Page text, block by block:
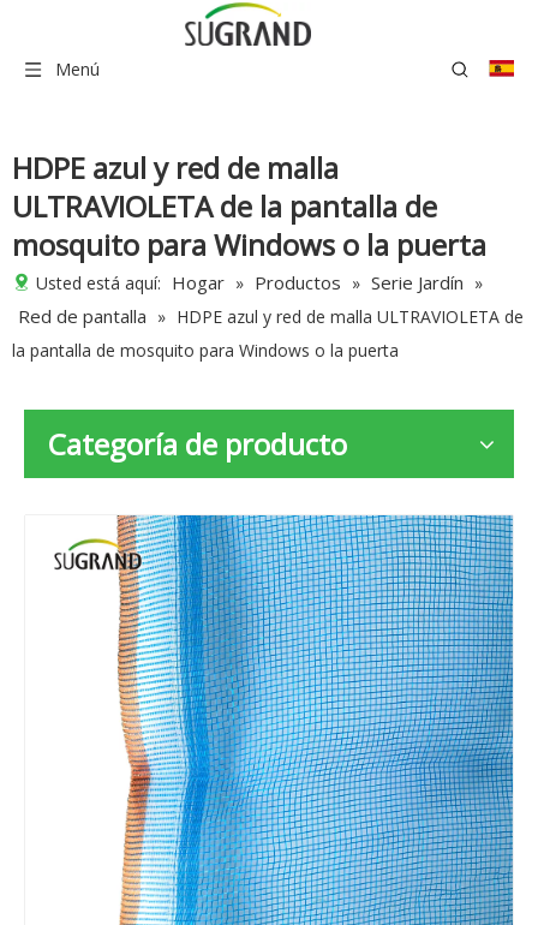
Menú
HDPE azul y red de malla
ULTRAVIOLETA de la pantalla de
mosquito para Windows o la puerta
Usted está aquí: Hogar » Productos » Serie Jardín »
Red de pantalla » HDPE azul y red de malla ULTRAVIOLETA de
la pantalla de mosquito para Windows o la puerta
Categoría de producto